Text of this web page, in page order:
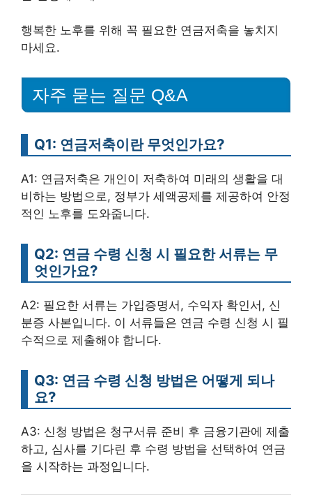
행복한 노후를 위해 꼭 필요한 연금저축을 놓치지
마세요.
자주 묻는 질문 Q&A
Q1: 연금저축이란 무엇인가요?
A1: 연금저축은 개인이 저축하여 미래의 생활을 대
비하는 방법으로, 정부가 세액공제를 제공하여 안정
적인 노후를 도와줍니다.
Q2: 연금 수령 신청 시 필요한 서류는 무
엇인가요?
A2: 필요한 서류는 가입증명서, 수익자 확인서, 신
분증 사본입니다. 이 서류들은 연금 수령 신청 시 필
수적으로 제출해야 합니다.
Q3: 연금 수령 신청 방법은 어떻게 되나
요?
A3: 신청 방법은 청구서류 준비 후 금융기관에 제출
하고, 심사를 기다린 후 수령 방법을 선택하여 연금
을 시작하는 과정입니다.